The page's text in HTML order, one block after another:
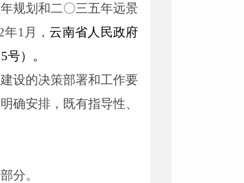
规划和二〇三五年远景
年1月， 云南省人民政府
5号） 。
设的决策部署和工作要
确安排，既有指导性、
分。